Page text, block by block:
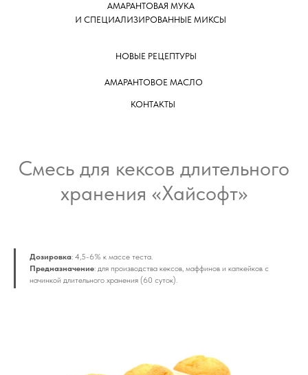
АМАРАНТОВАЯ МУКА
И СПЕЦИАЛИЗИРОВАННЫЕ МИКСЫ
АМАРАНТОВОЕ МАСЛО
НОВЫЕ РЕЦЕПТУРЫ
КОНТАКТЫ
Смесь для кексов длительного
хранения «Хайсофт»
Дозировка: 4,5-6% к массе теста.
Предназначение: для производства кексов, маффинов и капкейков с
начинкой длительного хранения (60 суток).